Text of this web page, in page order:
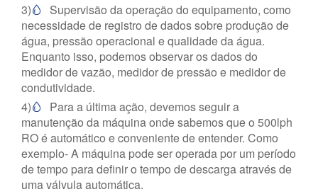
3)
Supervisão da operação do equipamento, como
necessidade de registro de dados sobre produção de
água, pressão operacional e qualidade da água.
Enquanto isso, podemos observar os dados do
medidor de vazão, medidor de pressão e medidor de
condutividade.
4)
Para a última ação, devemos seguir a
manutenção da máquina onde sabemos que o 500lph
RO é automático e conveniente de entender. Como
exemplo- A máquina pode ser operada por um período
de tempo para definir o tempo de descarga através de
uma válvula automática.